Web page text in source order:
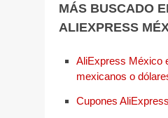
MÁS BUSCADO
ALIEXPRESS
AliExpress México
mexicanos o
Cupones